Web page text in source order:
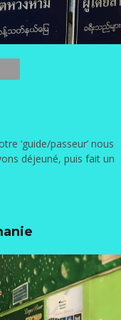
‘guide/passeur’ nous
déjeuné, puis fait un